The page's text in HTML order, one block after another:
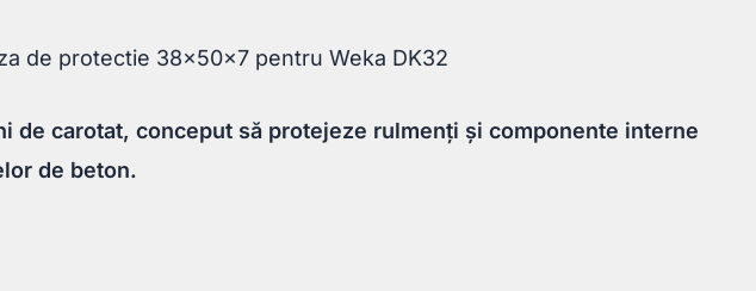
pentru
DK32
de protectie 38x50x7 pentru Weka DK32
de carotat, conceput să protejeze rulmenți și componente interne
de beton.